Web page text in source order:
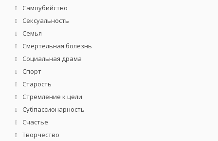
Самоубийство
Сексуальность
Семья
Смертельная болезнь
Социальная драма
Спорт
Старость
Стремление к цели
Субпассионарность
Счастье
Творчество